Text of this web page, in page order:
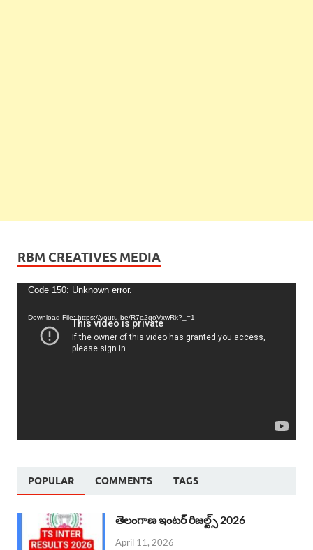
RBM CREATIVES MEDIA
Video
Code 150: Unknown error.
Download File: https://youtu.be/R7o2qoVxwRk?_=1
POPULAR COMMENTS TAGS
తెలంగాణ ఇంటర్ రిజల్ట్స్ 2026
April 11, 2026